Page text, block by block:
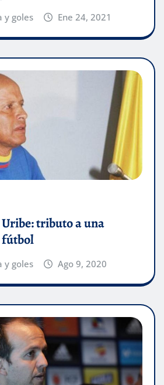
y goles Ene 24, 2021
tributo a una
y goles Ago 9, 2020